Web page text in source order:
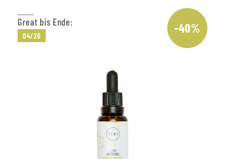
Great bis Ende:
04/26
-40%